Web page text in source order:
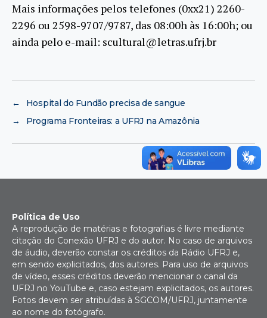
Mais informações pelos telefones (0xx21) 2260-
2296 ou 2598-9707/9787, das 08:00h às 16:00h; ou
ainda pelo e-mail: scultural@letras.ufrj.br
←
Hospital do Fundão precisa de sangue
→
Programa Fronteiras: a UFRJ na Amazônia
Política de Uso
A reprodução de matérias e fotografias é livre mediante
citação do Conexão UFRJ e do autor. No caso de arquivos
de áudio, deverão constar os créditos da Rádio UFRJ e,
em sendo explicitados, dos autores. Para uso de arquivos
de vídeo, esses créditos deverão mencionar o canal da
UFRJ no YouTube e, caso estejam explicitados, os autores.
Fotos devem ser atribuídas à SGCOM/UFRJ, juntamente
ao nome do fotógrafo.